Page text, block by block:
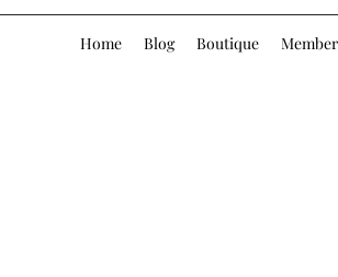
Home Blog Boutique